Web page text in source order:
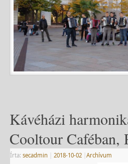
Kávéházi
Cooltour Caféban,
Írta: secadmin 2018-10-02
Archívum